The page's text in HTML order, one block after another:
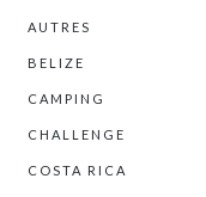
AUTRES
BELIZE
CAMPING
CHALLENGE
COSTA RICA